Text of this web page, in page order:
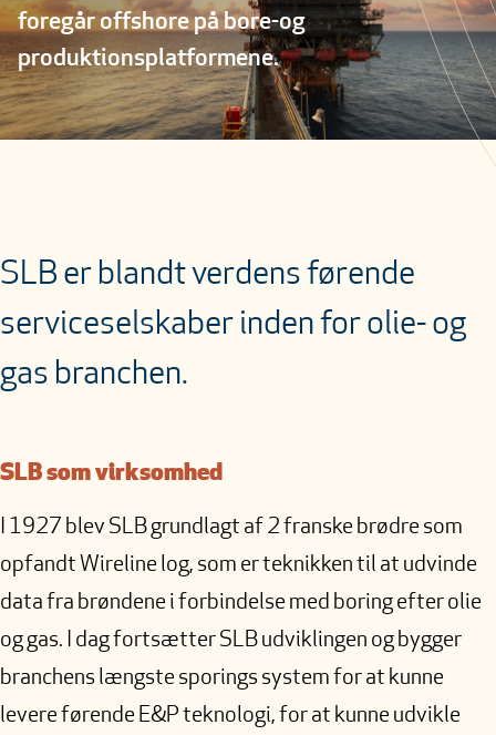
foregår offshore på bore-og
produktionsplatformene.
SLB er blandt verdens førende
serviceselskaber inden for olie- og
gas branchen.
SLB som virksomhed
I 1927 blev SLB grundlagt af 2 franske brødre som
opfandt Wireline log, som er teknikken til at udvinde
data fra brøndene i forbindelse med boring efter olie
og gas. I dag fortsætter SLB udviklingen og bygger
branchens længste sporings system for at kunne
levere førende E&P teknologi, for at kunne udvikle